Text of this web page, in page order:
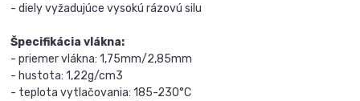
- diely vyžadujúce vysokú rázovú silu
Špecifikácia vlákna:
- priemer vlákna: 1,75mm/2,85mm
- hustota: 1,22g/cm3
- teplota vytlačovania: 185-230°C